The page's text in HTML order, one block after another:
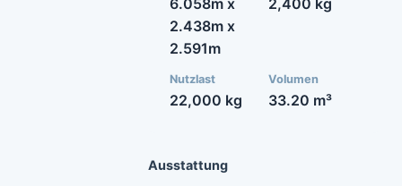
6.058m x
2.438m x
2.591m
2,400 kg
Nutzlast
22,000 kg
Volumen
33.20 m³
Ausstattung